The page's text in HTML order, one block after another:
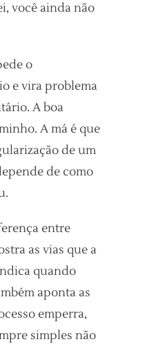
você ainda não
o
e vira problema
A boa
A má é que
de um
de como
entre
as vias que a
quando
aponta as
emperra,
simples não